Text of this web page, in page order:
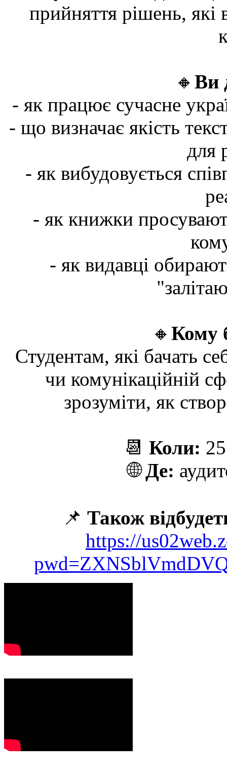
прийняття рішень,
🔸 Ви
- як працює сучасне
- що визначає якість
для
- як вибудовується
- як книжки
- як видавці
🔸 Кому
Студентам, які бачать
чи комунікаційній
зрозуміти, як
📆 Коли:
🌐 Де:
📌 Також
https://